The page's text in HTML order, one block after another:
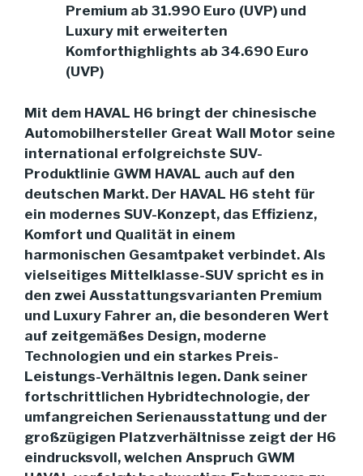
Premium ab 31.990 Euro (UVP) und
Luxury mit erweiterten
Komforthighlights ab 34.690 Euro
(UVP)
Mit dem HAVAL H6 bringt der chinesische
Automobilhersteller Great Wall Motor seine
international erfolgreichste SUV-
Produktlinie GWM HAVAL auch auf den
deutschen Markt. Der HAVAL H6 steht für
ein modernes SUV-Konzept, das Effizienz,
Komfort und Qualität in einem
harmonischen Gesamtpaket verbindet. Als
vielseitiges Mittelklasse-SUV spricht es in
den zwei Ausstattungsvarianten Premium
und Luxury Fahrer an, die besonderen Wert
auf zeitgemäßes Design, moderne
Technologien und ein starkes Preis-
Leistungs-Verhältnis legen. Dank seiner
fortschrittlichen Hybridtechnologie, der
umfangreichen Serienausstattung und der
großzügigen Platzverhältnisse zeigt der H6
eindrucksvoll, welchen Anspruch GWM